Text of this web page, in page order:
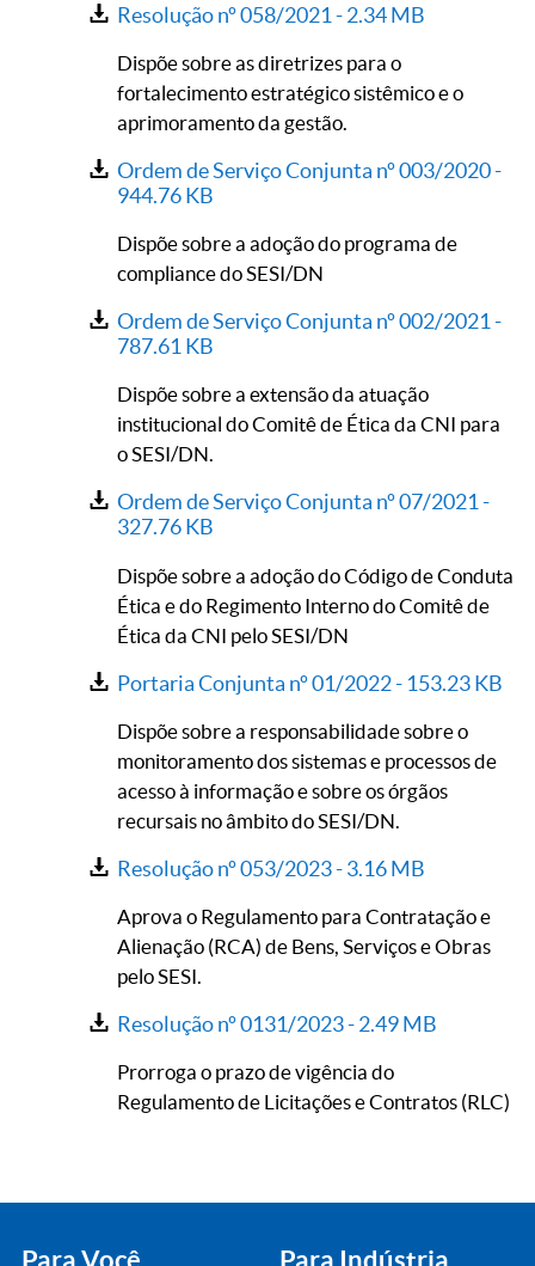
Resolução nº 058/2021 -2.34 MB
Dispõe sobre as diretrizes para o
fortalecimento estratégico sistêmico e o
aprimoramento da gestão.
Ordem de Serviço Conjunta nº 003/2020 -
944.76 KB
Dispõe sobre a adoção do programa de
compliance do SESI/DN
Ordem de Serviço Conjunta nº 002/2021 -
787.61 KB
Dispõe sobre a extensão da atuação
institucional do Comitê de Ética da CNI para
o SESI/DN.
Ordem de Serviço Conjunta nº 07/2021 -
327.76 KB
Dispõe sobre a adoção do Código de Conduta
Ética e do Regimento Interno do Comitê de
Ética da CNI pelo SESI/DN
Portaria Conjunta nº 01/2022 - 153.23 KB
Dispõe sobre a responsabilidade sobre o
monitoramento dos sistemas e processos de
acesso à informação e sobre os órgãos
recursais no âmbito do SESI/DN.
Resolução nº 053/2023 -3.16 MB
Aprova o Regulamento para Contratação e
Alienação (RCA) de Bens, Serviços e Obras
pelo SESI.
Resolução nº 0131/2023 -2.49 MB
Prorroga o prazo de vigência do
Regulamento de Licitações e Contratos (RLC)
Para Você Para Indústria